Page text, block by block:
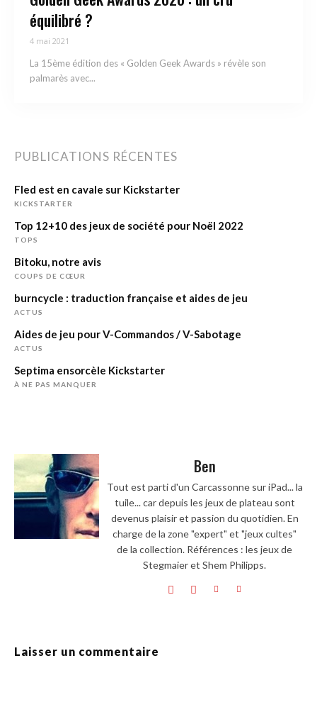
équilibré ?
4 mai 2021
La 15ème édition des « Golden Geek Awards » révèle son
palmarès avec...
PUBLICATIONS RÉCENTES
Fled est en cavale sur Kickstarter
KICKSTARTER
Top 12+10 des jeux de société pour Noël 2022
TOPS
Bitoku, notre avis
COUPS DE CŒUR
burncycle : traduction française et aides de jeu
ACTUS
Aides de jeu pour V-Commandos / V-Sabotage
ACTUS
Septima ensorcèle Kickstarter
À NE PAS MANQUER
Ben
Tout est parti d'un Carcassonne sur iPad... la
tuile... car depuis les jeux de plateau sont
devenus plaisir et passion du quotidien. En
charge de la zone "expert" et "jeux cultes"
de la collection. Références : les jeux de
Stegmaier et Shem Philipps.
Laisser un commentaire